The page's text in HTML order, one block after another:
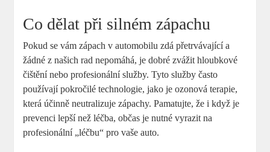
Co dělat při silném zápachu
Pokud se vám zápach v automobilu zdá přetrvávající a
žádné z našich rad nepomáhá, je dobré zvážit hloubkové
čištění nebo profesionální služby. Tyto služby často
používají pokročilé technologie, jako je ozonová terapie,
která účinně neutralizuje zápachy. Pamatujte, že i když je
prevenci lepší než léčba, občas je nutné vyrazit na
profesionální „léčbu“ pro vaše auto.